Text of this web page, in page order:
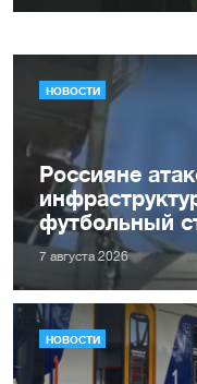
НОВОСТИ
Россияне
футбольный
7 августа 2026
НОВОСТИ